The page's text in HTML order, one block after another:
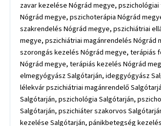
zavar kezelése Nógrád megye, pszichológiai
Nógrád megye, pszichoterápia Nógrád
szakrendelés Nógrád megye, pszichiátriai
megye, pszichiátriai magánrendelés Nógrád
szorongás kezelés Nógrád megye, terápiás
Nógrád megye, terápiás kezelés Nógrád
elmegyógyász Salgótarján, ideggyógyász
lélekvár pszichiátriai magánrendelő
Salgótarján, pszichológia Salgótarján,
Salgótarján, pszichiáter szakorvos
kezelése Salgótarján, pánikbetegség